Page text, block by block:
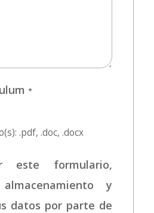
*
.pdf, .doc, .docx
este formulario,
y
datos por parte de